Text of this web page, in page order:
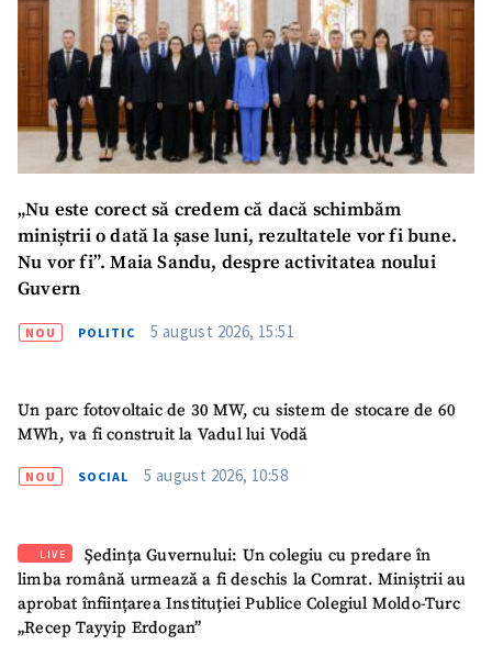
„Nu este corect să credem că dacă schimbăm
miniștrii o dată la șase luni, rezultatele vor fi bune.
Nu vor fi”. Maia Sandu, despre activitatea noului
Guvern
NOU POLITIC 5 august 2026, 15:51
Un parc fotovoltaic de 30 MW, cu sistem de stocare de 60
MWh, va fi construit la Vadul lui Vodă
NOU SOCIAL 5 august 2026, 10:58
LIVE
Ședința Guvernului: Un colegiu cu predare în
limba română urmează a fi deschis la Comrat. Miniștrii au
aprobat înființarea Instituției Publice Colegiul Moldo-Turc
„Recep Tayyip Erdogan”
Mesajul știrei
+ Mesajul știrei
CONTACT SURSĂ
Sursă anonimă
Email+ Emailul meu
confidențialitate.